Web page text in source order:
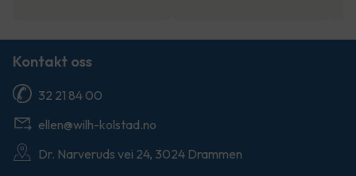
Kontakt oss
32 21 84 00
ellen@wilh-kolstad.no
Dr. Narveruds vei 24, 3024 Drammen